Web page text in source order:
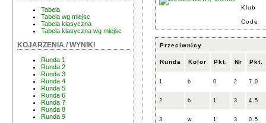
Tabela
Tabela wg miejsc
Tabela klasyczna
Tabela klasyczna wg miejsc
KOJARZENIA / WYNIKI
Runda 1
Runda 2
Runda 3
Runda 4
Runda 5
Runda 6
Runda 7
Runda 8
Runda 9
Klub
Code
Przeciwnicy
Runda Kolor Pkt. Nr Pkt.
1 b 0 2 7.0
2 b 1 3 4.5
3 w 1 3 0.5